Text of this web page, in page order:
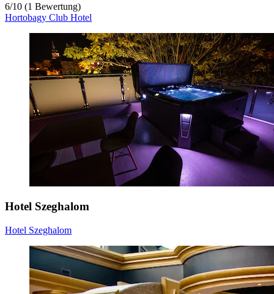
6/10 (1 Bewertung)
Hortobagy Club Hotel
Hotel Szeghalom
Hotel Szeghalom